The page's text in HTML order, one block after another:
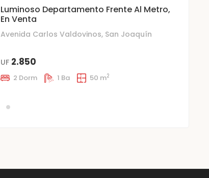
Luminoso Departamento Frente Al Metro,
En Venta
Avenida Carlos Valdovinos, San Joaquín
UF 2.850
2 Dorm 1 Ba 50 m2